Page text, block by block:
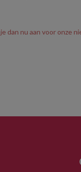
dan nu aan voor onze